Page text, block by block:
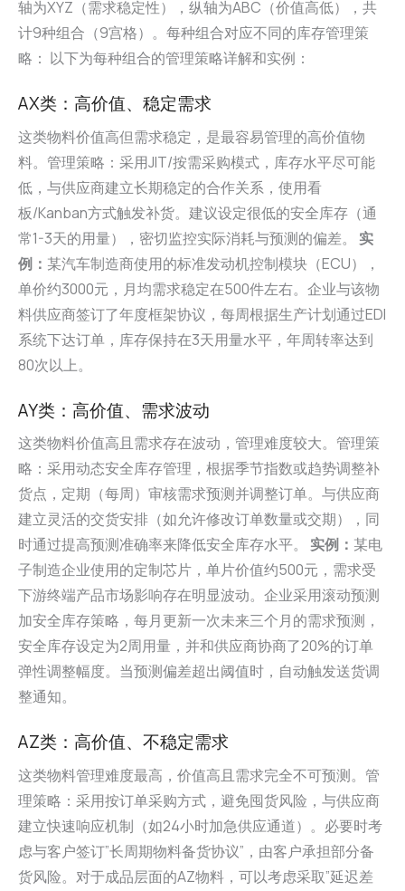
轴为XYZ（需求稳定性），纵轴为ABC（价值高低），共
计9种组合（9宫格）。每种组合对应不同的库存管理策
略： 以下为每种组合的管理策略详解和实例：
AX类：高价值、稳定需求
这类物料价值高但需求稳定，是最容易管理的高价值物
料。管理策略：采用JIT/按需采购模式，库存水平尽可能
低，与供应商建立长期稳定的合作关系，使用看
板/Kanban方式触发补货。建议设定很低的安全库存（通
常1-3天的用量），密切监控实际消耗与预测的偏差。 实
例： 某汽车制造商使用的标准发动机控制模块（ECU），
单价约3000元，月均需求稳定在500件左右。企业与该物
料供应商签订了年度框架协议，每周根据生产计划通过EDI
系统下达订单，库存保持在3天用量水平，年周转率达到
80次以上。
AY类：高价值、需求波动
这类物料价值高且需求存在波动，管理难度较大。管理策
略：采用动态安全库存管理，根据季节指数或趋势调整补
货点，定期（每周）审核需求预测并调整订单。与供应商
建立灵活的交货安排（如允许修改订单数量或交期），同
时通过提高预测准确率来降低安全库存水平。 实例： 某电
子制造企业使用的定制芯片，单片价值约500元，需求受
下游终端产品市场影响存在明显波动。企业采用滚动预测
加安全库存策略，每月更新一次未来三个月的需求预测，
安全库存设定为2周用量，并和供应商协商了20%的订单
弹性调整幅度。当预测偏差超出阈值时，自动触发送货调
整通知。
AZ类：高价值、不稳定需求
这类物料管理难度最高，价值高且需求完全不可预测。管
理策略：采用按订单采购方式，避免囤货风险，与供应商
建立快速响应机制（如24小时加急供应通道）。必要时考
虑与客户签订”长周期物料备货协议”，由客户承担部分备
货风险。对于成品层面的AZ物料，可以考虑采取”延迟差